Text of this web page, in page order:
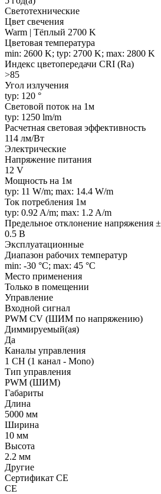
Светотехнические
Цвет свечения
Warm | Тёплый 2700 K
Цветовая температура
min: 2600 K; typ: 2700 K; max: 2800 K
Индекс цветопередачи CRI (Ra)
>85
Угол излучения
typ: 120 °
Световой поток на 1м
typ: 1250 lm/m
Расчетная световая эффективность
114 лм/Вт
Электрические
Напряжение питания
12 V
Мощность на 1м
typ: 11 W/m; max: 14.4 W/m
Ток потребления 1м
typ: 0.92 A/m; max: 1.2 A/m
Предельное отклонение напряжения ±
0.5 В
Эксплуатационные
Диапазон рабочих температур
min: -30 °C; max: 45 °C
Место применения
Только в помещении
Управление
Входной сигнал
PWM СV (ШИМ по напряжению)
Диммируемый(ая)
Да
Каналы управления
1 CH (1 канал - Mono)
Тип управления
PWM (ШИМ)
Габариты
Длина
5000 мм
Ширина
10 мм
Высота
2.2 мм
Другие
Сертификат CE
CE